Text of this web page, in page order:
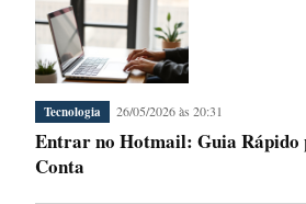
Tecnologia 26/05/2026 às 20:31
Entrar no Hotmail: Guia Rápido
Conta